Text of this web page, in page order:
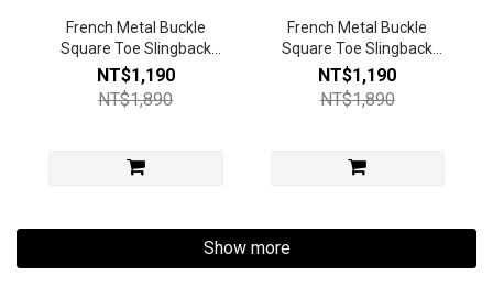
French Metal Buckle
Square Toe Slingback
Heels(Cream)
NT$1,190
NT$1,890
French Metal Buckle
Square Toe Slingback
Heels(Nude)
NT$1,190
NT$1,890
Show more